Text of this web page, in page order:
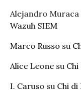
Alejandro Muraca
Wazuh SIEM
Marco Russo su
Alice Leone su
I. Caruso su Chi